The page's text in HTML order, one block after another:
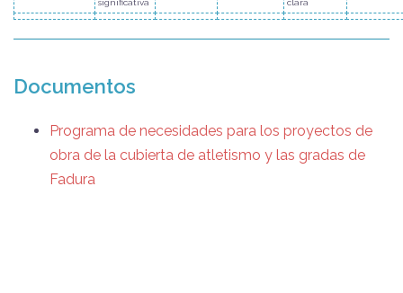
significativa
clara
Documentos
Programa de necesidades para los proyectos de
obra de la cubierta de atletismo y las gradas de
Fadura